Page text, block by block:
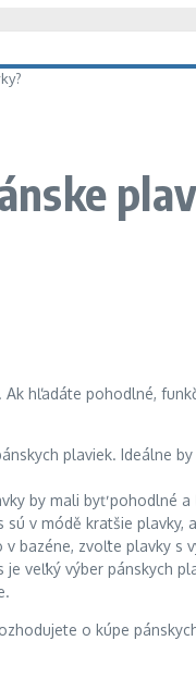
Ak hľadáte pohodlné,
plaviek. Ideálne
by mali byť pohodlné
v módě kratšie
bazéne, zvoľte plavky
veľký výber pánskych
o kúpe